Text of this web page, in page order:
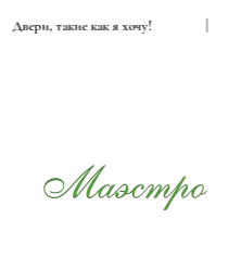
Двери, такие как я хочу!